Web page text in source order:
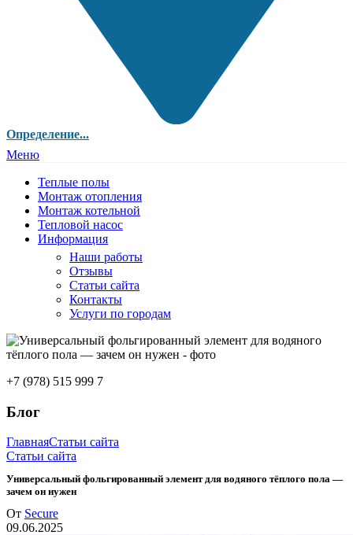
Определение...
Меню
Теплые полы
Монтаж отопления
Монтаж котельной
Тепловой насос
Информация
Наши работы
Отзывы
Статьи сайта
Контакты
Услуги по городам
+7 (978) 515 999 7
Блог
ГлавнаяСтатьи сайта
Статьи сайта
Универсальный фольгированный элемент для водяного тёплого пола —
зачем он нужен
От Secure
09.06.2025